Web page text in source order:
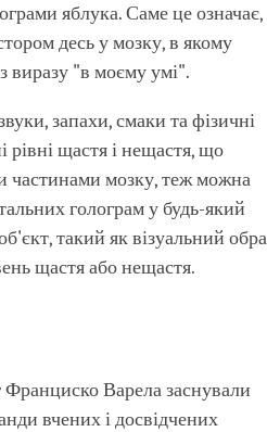
яблука. Саме це означає,
десь у мозку, в якому
виразу "в моєму умі".
запахи, смаки та фізичні
рівні щастя і нещастя, що
частинами мозку, теж можна
голограм у будь-який
такий як візуальний
щастя або нещастя.
Франциско Варела заснували
вчених і досвідчених